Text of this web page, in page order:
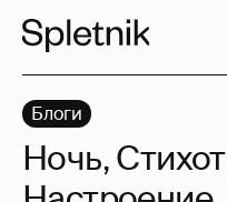
Блоги
Ночь,